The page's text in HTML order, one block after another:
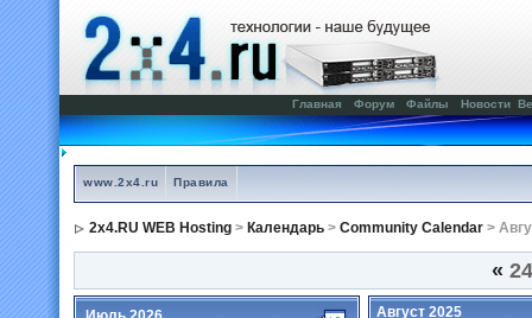
Главная Форум Файлы Новости
www.2x4.ru Правила
2x4.RU WEB Hosting > Календарь > Community Calendar >
«
Август 2025